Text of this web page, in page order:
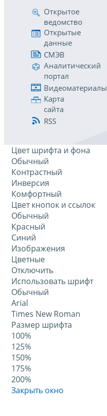
Открытое
ведомство
Открытые
данные
СМЭВ
Аналитический
портал
Видеоматериалы
Карта
сайта
RSS
Цвет шрифта и фона
Обычный
Контрастный
Инверсия
Комфортный
Цвет кнопок и ссылок
Обычный
Красный
Синий
Изображения
Цветные
Отключить
Использовать шрифт
Обычный
Arial
Times New Roman
Размер шрифта
100%
125%
150%
175%
200%
Закрыть окно